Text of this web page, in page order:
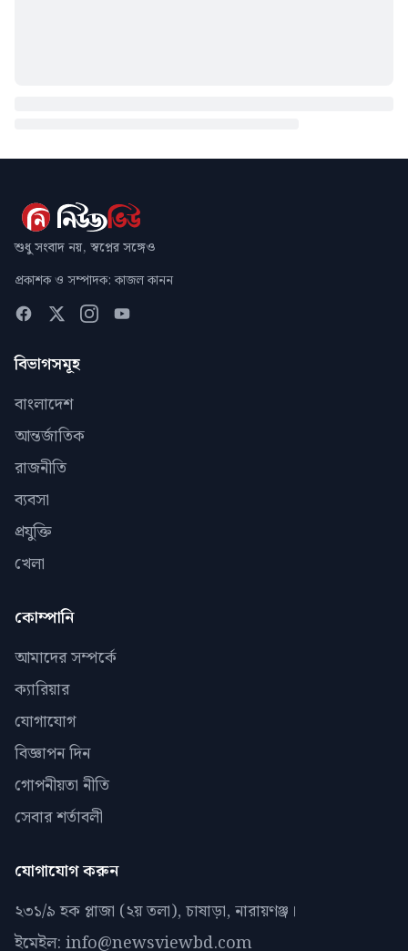
শুধু সংবাদ নয়, স্বপ্নের সঙ্গেও
প্রকাশক ও সম্পাদক: কাজল কানন
বিভাগসমূহ
বাংলাদেশ
আন্তর্জাতিক
রাজনীতি
ব্যবসা
প্রযুক্তি
খেলা
কোম্পানি
আমাদের সম্পর্কে
ক্যারিয়ার
যোগাযোগ
বিজ্ঞাপন দিন
গোপনীয়তা নীতি
সেবার শর্তাবলী
যোগাযোগ করুন
২৩১/৯ হক প্লাজা (২য় তলা), চাষাড়া, নারায়ণঞ্জ।
ইমেইল: info@newsviewbd.com